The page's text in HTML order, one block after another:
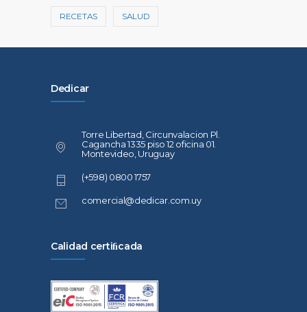
RECETAS SALUD
Dedicar
Torre Libertad, Circunvalacion Pl.
Cagancha 1335 piso 12 oficina 01.
Montevideo, Uruguay
(+598) 0800 1757
comercial@dedicar.com.uy
Calidad certiﬁcada